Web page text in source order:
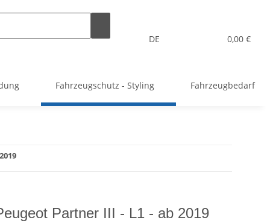
DE 0,00 €
Fahrzeugschutz - Styling Fahrzeugbedarf
Partner III - L1 - ab 2019